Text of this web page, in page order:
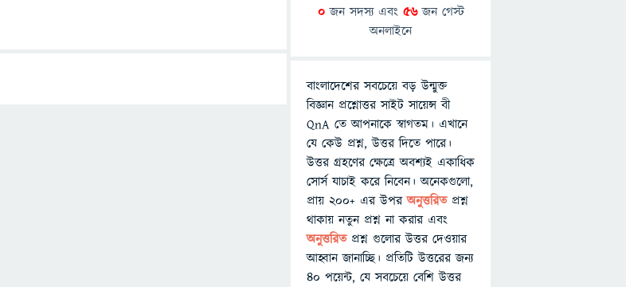
0জন সদস্য এবং 56জন গেস্ট
অনলাইনে
বাংলাদেশের সবচেয়ে বড় উন্মুক্ত
বিজ্ঞান প্রশ্নোত্তর সাইট সায়েন্স বী
QnA তে আপনাকে স্বাগতম। এখানে
যে কেউ প্রশ্ন, উত্তর দিতে পারে।
উত্তর গ্রহণের ক্ষেত্রে অবশ্যই একাধিক
সোর্স যাচাই করে নিবেন। অনেকগুলো,
প্রায় ২০০+ এর উপরঅনুত্তরিতপ্রশ্ন
থাকায় নতুন প্রশ্ন না করার এবং
অনুত্তরিত প্রশ্ন গুলোর উত্তর দেওয়ার
আহ্বান জানাচ্ছি। প্রতিটি উত্তরের জন্য
৪০ পয়েন্ট, যে সবচেয়ে বেশি উত্তর